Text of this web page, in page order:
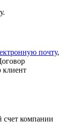
почту,
клиент
счет компании